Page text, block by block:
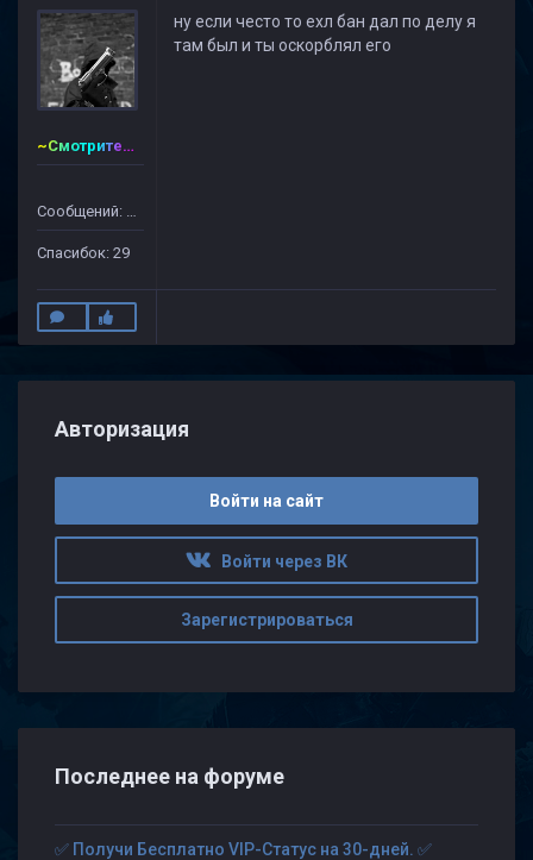
~Смотритель~CSDM ©
Сообщений: 128
Спасибок: 29
ну если често то ехл бан дал по делу я
там был и ты оскорблял его
Авторизация
Войти на сайт
Войти через ВК
Зарегистрироваться
Последнее на форуме
✅ Получи Бесплатно VIP-Статус на 30-дней. ✅